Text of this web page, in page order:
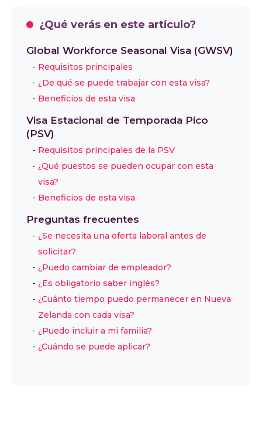
¿Qué verás en este artículo?
Global Workforce Seasonal Visa (GWSV)
Requisitos principales
¿De qué se puede trabajar con esta visa?
Beneficios de esta visa
Visa Estacional de Temporada Pico
(PSV)
Requisitos principales de la PSV
¿Qué puestos se pueden ocupar con esta
visa?
Beneficios de esta visa
Preguntas frecuentes
¿Se necesita una oferta laboral antes de
solicitar?
¿Puedo cambiar de empleador?
¿Es obligatorio saber inglés?
¿Cuánto tiempo puedo permanecer en Nueva
Zelanda con cada visa?
¿Puedo incluir a mi familia?
¿Cuándo se puede aplicar?